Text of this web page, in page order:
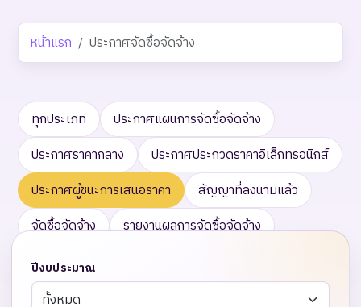
หน้าแรก ประกาศจัดซื้อจัดจ้าง
ทุกประเภท
ประกาศแผนการจัดซื้อจัดจ้าง
ประกาศราคากลาง
ประกาศประกวดราคาอิเล็กทรอนิกส์
ประกาศผู้ชนะการเสนอราคา
สัญญาที่ลงนามแล้ว
จัดซื้อจัดจ้าง
รายงานผลการจัดซื้อจัดจ้าง
ปีงบประมาณ